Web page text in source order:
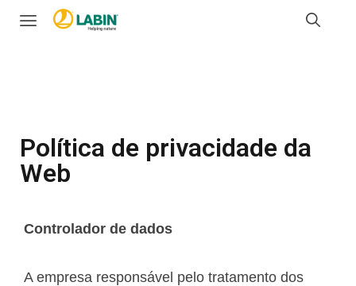
Política de privacidade da
Web
Controlador de dados
A empresa responsável pelo tratamento dos